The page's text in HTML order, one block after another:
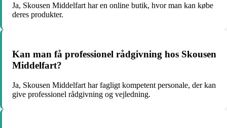
Ja, Skousen Middelfart har en online butik, hvor man kan købe
deres produkter.
Kan man få professionel rådgivning hos Skousen
Middelfart?
Ja, Skousen Middelfart har fagligt kompetent personale, der kan
give professionel rådgivning og vejledning.